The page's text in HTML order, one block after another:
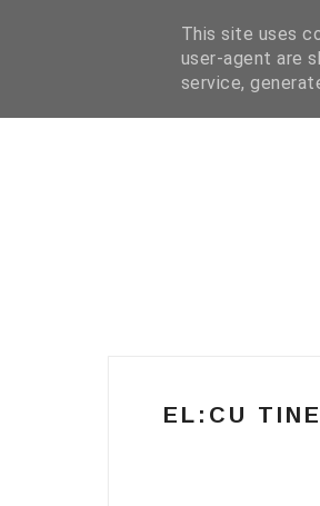
I WANT YOUR TEXT
EL:CU
This site uses
user-agent are
service,